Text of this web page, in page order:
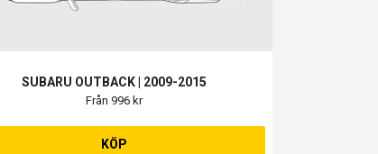
SUBARU OUTBACK | 2009-2015
Från 996 kr
KÖP